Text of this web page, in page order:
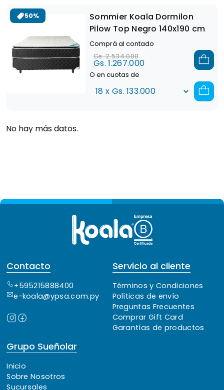
50%
Sommier Koala Dormilon
Pilow Top Negro 140x190 cm
Comprá al contado
Gs. 2.534.000
Gs. 1.267.000
O en cuotas de
No hay más datos.
Contacto
+595215888400
e-koala@ypsa.com.py
Servicio al cliente
Términos y Condiciones
Políticas de envío
Preguntas Frecuentes
Comprar Gift Card
Garantías de productos
Grupo Sueñolar
Inicio
Sobre Nosotros
Sucursales